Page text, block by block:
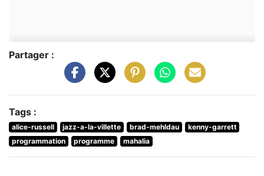
Partager :
Tags :
alice-russell jazz-a-la-villette brad-mehldau
kenny-garrett
programmation
programme mahalia